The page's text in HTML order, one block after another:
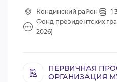
Кондинский район
1
Фонд президентских
2026)
ПЕРВИЧНАЯ
ОРГАНИЗАЦИЯ